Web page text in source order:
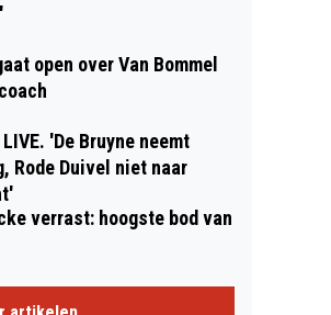
open over Van Bommel
'De Bruyne neemt
Rode Duivel niet naar
verrast: hoogste bod van